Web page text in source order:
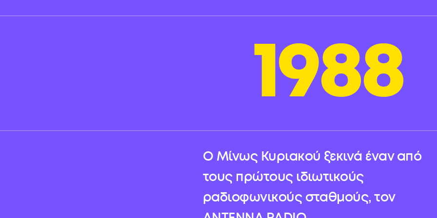
1988
O Μίνως Κυριακού ξεκινά έναν από
τους πρώτους ιδιωτικούς
ραδιοφωνικούς σταθμούς, τον